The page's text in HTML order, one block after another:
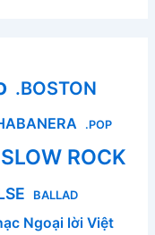
.BOSTON
.POP
ROCK
BALLAD
Ngoại lời Việt